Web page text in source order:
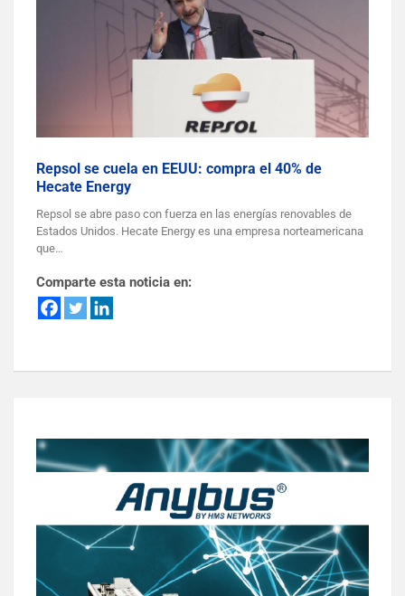
Repsol se cuela en EEUU: compra el 40% de
Hecate Energy
Repsol se abre paso con fuerza en las energías renovables de
Estados Unidos. Hecate Energy es una empresa norteamericana
que…
Comparte esta noticia en: